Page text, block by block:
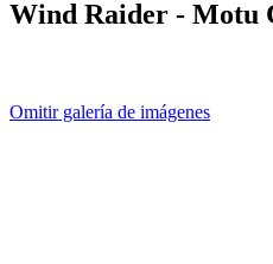
Wind Raider - Motu
Omitir galería de imágenes